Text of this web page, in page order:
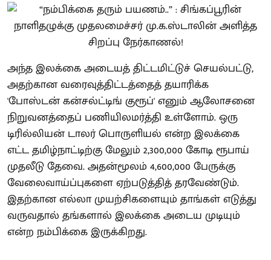
அந்த இலக்கை அடையத் திட்டமிட்டுச் செயல்பட்டு,
அதற்கான வரைவுத்திட்டத்தைத் தயாரிக்க
'போஸ்டன் கன்சல்ட்டிங் குரூப்' எனும் ஆலோசனை
நிறுவனத்தைப் பணியிலமர்த்தி உள்ளோம். ஒரு
டிரில்லியன் டாலர் பொருளியல் என்ற இலக்கை
எட்ட தமிழ்நாட்டிற்கு மேலும் 2,300,000 கோடி ரூபாய்
முதலீடு தேவை. அதன்மூலம் 4,600,000 பேருக்கு
வேலைவாய்ப்புகளை ஏற்படுத்தித் தரவேண்டும்.
இதற்கான எல்லா முயற்சிகளையும் தாங்கள் எடுத்து
வருவதால் தங்களால் இலக்கை அடைய முடியும்
என்ற நம்பிக்கை இருக்கிறது.